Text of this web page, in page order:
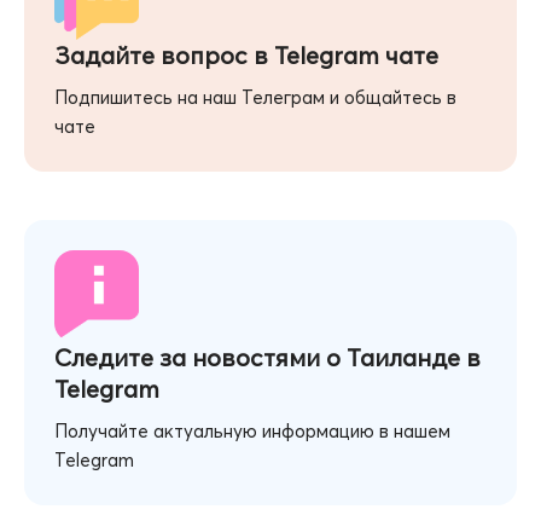
Задайте вопрос в Telegram чате
Подпишитесь на наш Телеграм и общайтесь в
чате
Следите за новостями о Таиланде в
Telegram
Получайте актуальную информацию в нашем
Telegram